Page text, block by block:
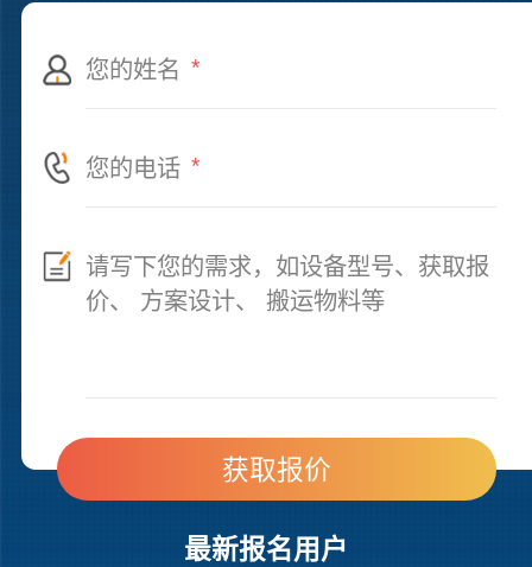
*
*
最新报名用户